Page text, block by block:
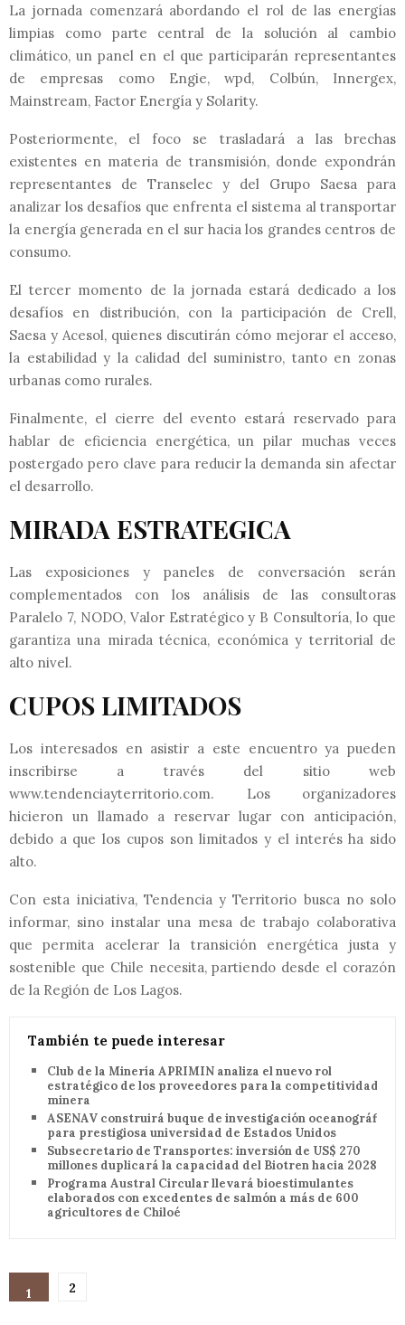
La jornada comenzará abordando el rol de las energías
limpias como parte central de la solución al cambio
climático, un panel en el que participarán representantes
de empresas como Engie, wpd, Colbún, Innergex,
Mainstream, Factor Energía y Solarity.
Posteriormente, el foco se trasladará a las brechas
existentes en materia de transmisión, donde expondrán
representantes de Transelec y del Grupo Saesa para
analizar los desafíos que enfrenta el sistema al transportar
la energía generada en el sur hacia los grandes centros de
consumo.
El tercer momento de la jornada estará dedicado a los
desafíos en distribución, con la participación de Crell,
Saesa y Acesol, quienes discutirán cómo mejorar el acceso,
la estabilidad y la calidad del suministro, tanto en zonas
urbanas como rurales.
Finalmente, el cierre del evento estará reservado para
hablar de eficiencia energética, un pilar muchas veces
postergado pero clave para reducir la demanda sin afectar
el desarrollo.
MIRADA ESTRATEGICA
Las exposiciones y paneles de conversación serán
complementados con los análisis de las consultoras
Paralelo 7, NODO, Valor Estratégico y B Consultoría, lo que
garantiza una mirada técnica, económica y territorial de
alto nivel.
CUPOS LIMITADOS
Los interesados en asistir a este encuentro ya pueden
inscribirse a través del sitio web
www.tendenciayterritorio.com. Los organizadores
hicieron un llamado a reservar lugar con anticipación,
debido a que los cupos son limitados y el interés ha sido
alto.
Con esta iniciativa, Tendencia y Territorio busca no solo
informar, sino instalar una mesa de trabajo colaborativa
que permita acelerar la transición energética justa y
sostenible que Chile necesita, partiendo desde el corazón
de la Región de Los Lagos.
También te puede interesar
Club de la Minería APRIMIN analiza el nuevo rol
estratégico de los proveedores para la competitividad
minera
ASENAV construirá buque de investigación oceanográfica
para prestigiosa universidad de Estados Unidos
Subsecretario de Transportes: inversión de US$ 270
millones duplicará la capacidad del Biotren hacia 2028
Programa Austral Circular llevará bioestimulantes
elaborados con excedentes de salmón a más de 600
agricultores de Chiloé
1 2